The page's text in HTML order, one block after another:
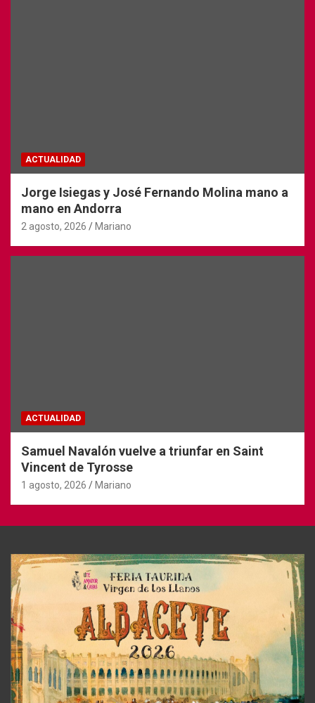
ACTUALIDAD
Jorge Isiegas y José Fernando Molina mano a
mano en Andorra
2 agosto, 2026 Mariano
ACTUALIDAD
Samuel Navalón vuelve a triunfar en Saint
Vincent de Tyrosse
1 agosto, 2026 Mariano